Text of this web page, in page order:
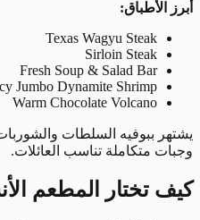
أبرز الأطباق:
Texas Wagyu Steak
Sirloin Steak
Fresh Soup & Salad Bar
Jumbo Dynamite Shrimp
Warm Chocolate Volcano
يشتهر ببوفيه السلطات
وجبات متكاملة تناسب العائلات.
كيف تختار المطعم